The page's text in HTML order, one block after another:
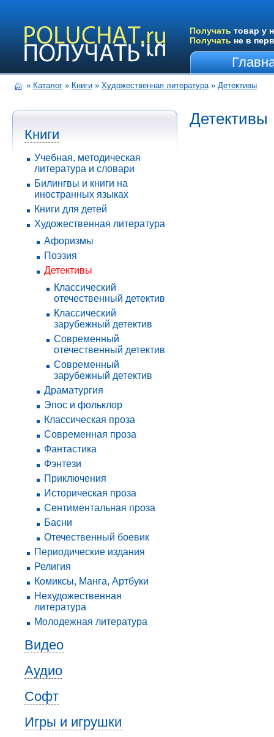
Получать товар у
Получать не в
» Каталог » Книги » Художественная литература » Детективы
Книги
Учебная, методическая
литература и словари
Билингвы и книги на
иностранных языках
Книги для детей
Художественная литература
Афоризмы
Поэзия
Детективы
Классический
отечественный детектив
Классический
зарубежный детектив
Современный
отечественный детектив
Современный
зарубежный детектив
Драматургия
Эпос и фольклор
Классическая проза
Современная проза
Фантастика
Фэнтези
Приключения
Историческая проза
Сентиментальная проза
Басни
Отечественный боевик
Периодические издания
Религия
Комиксы, Манга, Артбуки
Нехудожественная
литература
Молодежная литература
Видео
Аудио
Софт
Игры и игрушки
Детективы